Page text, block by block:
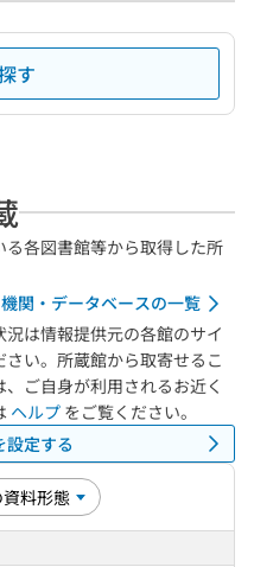
す
各図書館等から取得した所
関・データベースの一覧
は情報提供元の各館のサイ
い。所蔵館から取寄せるこ
ご自身が利用されるお近く
ヘルプ をご覧ください。
設定する